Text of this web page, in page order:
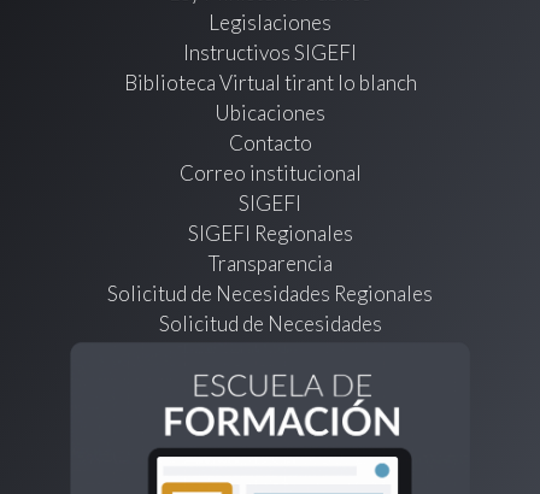
Legislaciones
Instructivos SIGEFI
Biblioteca Virtual tirant lo blanch
Ubicaciones
Contacto
Correo institucional
SIGEFI
SIGEFI Regionales
Transparencia
Solicitud de Necesidades Regionales
Solicitud de Necesidades